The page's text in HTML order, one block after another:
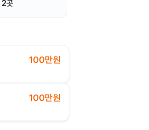
2곳
100만원
100만원